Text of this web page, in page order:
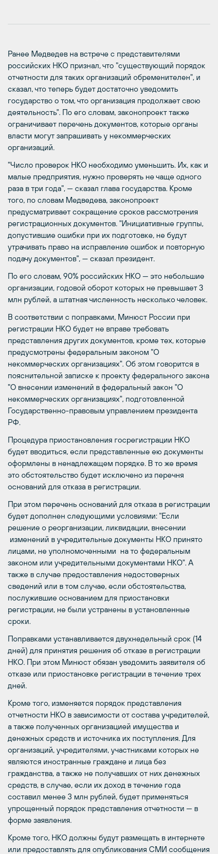
Ранее Медведев на встрече с представителями
российских НКО признал, что "существующий порядок
отчетности для таких организаций обременителен", и
сказал, что теперь будет достаточно уведомить
государство о том, что организация продолжает свою
деятельность". По его словам, законопроект также
ограничивает перечень документов, которые органы
власти могут запрашивать у некоммерческих
организаций.
"Число проверок НКО необходимо уменьшить. Их, как и
малые предприятия, нужно проверять не чаще одного
раза в три года", — сказал глава государства. Кроме
того, по словам Медведева, законопроект
предусматривает сокращение сроков рассмотрения
регистрационных документов. "Инициативные группы,
допустившие ошибки при их подготовке, не будут
утрачивать право на исправление ошибок и повторную
подачу документов", — сказал президент.
По его словам, 90% российских НКО — это небольшие
организации, годовой оборот которых не превышает 3
млн рублей, а штатная численность несколько человек.
В соответствии с поправками, Минюст России при
регистрации НКО будет не вправе требовать
представления других документов, кроме тех, которые
предусмотрены федеральным законом "О
некоммерческих организациях". Об этом говорится в
пояснительной записке к проекту федерального закона
"О внесении изменений в федеральный закон "О
некоммерческих организациях", подготовленной
Государственно-правовым управлением президента
РФ.
Процедура приостановления госрегистрации НКО
будет вводиться, если представленные ею документы
оформлены в ненадлежащем порядке. В то же время
это обстоятельство будет исключено из перечня
оснований для отказа в регистрации.
При этом перечень оснований для отказа в регистрации
будет дополнен следующими условиями: "Если
решение о реорганизации, ликвидации, внесении
изменений в учредительные документы НКО принято
лицами, не уполномоченными на то федеральным
законом или учредительными документами НКО". А
также в случае предоставления недостоверных
сведений или в том случае, если обстоятельства,
послужившие основанием для приостановки
регистрации, не были устранены в установленные
сроки.
Поправками устанавливается двухнедельный срок (14
дней) для принятия решения об отказе в регистрации
НКО. При этом Минюст обязан уведомить заявителя об
отказе или приостановке регистрации в течение трех
дней.
Кроме того, изменяется порядок представления
отчетности НКО в зависимости от состава учредителей,
а также полученных организацией имущества и
денежных средств и источника их поступления. Для
организаций, учредителями, участниками которых не
являются иностранные граждане и лица без
гражданства, а также не получавших от них денежных
средств, в случае, если их доход в течение года
составил менее 3 млн рублей, будет применяться
упрощенный порядок представления отчетности — в
форме заявления.
Кроме того, НКО должны будут размещать в интернете
или предоставлять для опубликования СМИ сообщения